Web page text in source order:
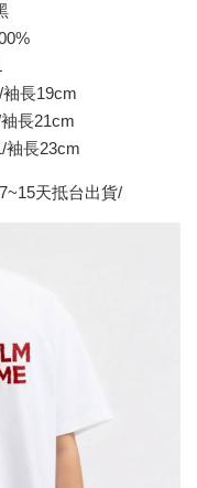
長19cm
長21cm
袖長23cm
天抵台出貨/